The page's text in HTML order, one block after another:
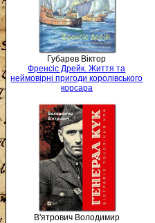
Губарев Віктор
Френсіс Дрейк. Життя та
неймовірні пригоди королівського
корсара
В'ятрович Володимир